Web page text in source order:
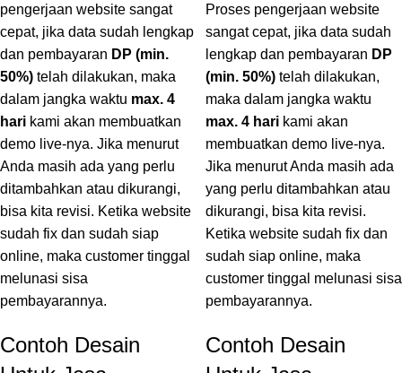
pengerjaan website sangat
cepat, jika data sudah lengkap
dan pembayaran DP (min.
50%) telah dilakukan, maka
dalam jangka waktu max. 4
hari kami akan membuatkan
demo live-nya. Jika menurut
Anda masih ada yang perlu
ditambahkan atau dikurangi,
bisa kita revisi. Ketika website
sudah fix dan sudah siap
online, maka customer tinggal
melunasi sisa
pembayarannya.
Contoh Desain
Proses pengerjaan website
sangat cepat, jika data sudah
lengkap dan pembayaran DP
(min. 50%) telah dilakukan,
maka dalam jangka waktu
max. 4 hari kami akan
membuatkan demo live-nya.
Jika menurut Anda masih ada
yang perlu ditambahkan atau
dikurangi, bisa kita revisi.
Ketika website sudah fix dan
sudah siap online, maka
customer tinggal melunasi sisa
pembayarannya.
Contoh Desain